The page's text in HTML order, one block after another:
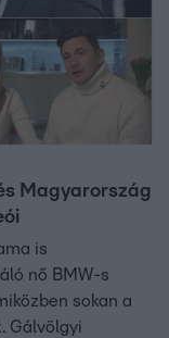
Magyarország
is
nő BMW-s
sokan a
Gálvölgyi